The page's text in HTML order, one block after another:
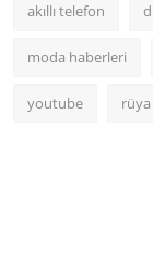
akıllı telefon
moda haberleri
youtube